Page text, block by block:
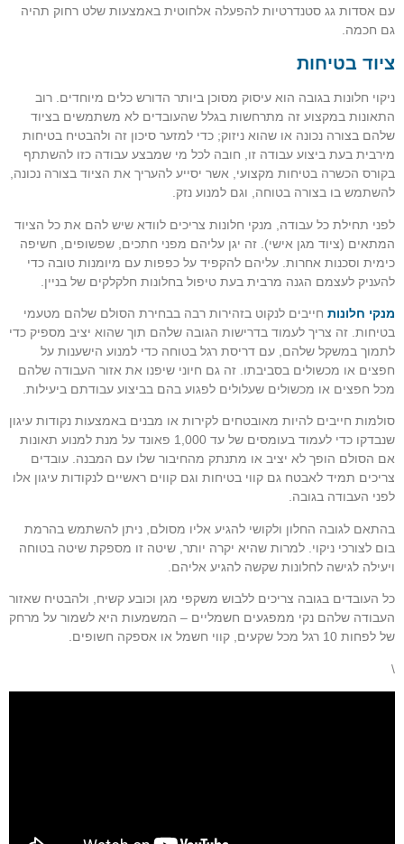
עם אסדות גג סטנדרטיות להפעלה אלחוטית באמצעות שלט רחוק תהיה
גם חכמה.
ציוד בטיחות
ניקוי חלונות בגובה הוא עיסוק מסוכן ביותר הדורש כלים מיוחדים. רוב
התאונות במקצוע זה מתרחשות בגלל שהעובדים לא משתמשים בציוד
שלהם בצורה נכונה או שהוא ניזוק; כדי למזער סיכון זה ולהבטיח בטיחות
מירבית בעת ביצוע עבודה זו, חובה לכל מי שמבצע עבודה כזו להשתתף
בקורס הכשרה בטיחות מקצועי, אשר יסייע להעריך את הציוד בצורה נכונה,
להשתמש בו בצורה בטוחה, וגם למנוע נזק.
לפני תחילת כל עבודה, מנקי חלונות צריכים לוודא שיש להם את כל הציוד
המתאים (ציוד מגן אישי). זה יגן עליהם מפני חתכים, שפשופים, חשיפה
כימית וסכנות אחרות. עליהם להקפיד על כפפות עם מיומנות טובה כדי
להעניק לעצמם הגנה מרבית בעת טיפול בחלונות חלקלקים של בניין.
מנקי חלונות חייבים לנקוט בזהירות רבה בבחירת הסולם שלהם מטעמי
בטיחות. זה צריך לעמוד בדרישות הגובה שלהם תוך שהוא יציב מספיק כדי
לתמוך במשקל שלהם, עם דריסת רגל בטוחה כדי למנוע הישענות על
חפצים או מכשולים בסביבתו. זה גם חיוני שיפנו את אזור העבודה שלהם
מכל חפצים או מכשולים שעלולים לפגוע בהם בביצוע עבודתם ביעילות.
סולמות חייבים להיות מאובטחים לקירות או מבנים באמצעות נקודות עיגון
שנבדקו כדי לעמוד בעומסים של עד 1,000 פאונד על מנת למנוע תאונות
אם הסולם הופך לא יציב או מתנתק מהחיבור שלו עם המבנה. עובדים
צריכים תמיד לאבטח גם קווי בטיחות וגם קווים ראשיים לנקודות עיגון אלו
לפני העבודה בגובה.
בהתאם לגובה החלון ולקושי להגיע אליו מסולם, ניתן להשתמש בהרמת
בום לצורכי ניקוי. למרות שהיא יקרה יותר, שיטה זו מספקת שיטה בטוחה
ויעילה לגישה לחלונות שקשה להגיע אליהם.
כל העובדים בגובה צריכים ללבוש משקפי מגן וכובע קשיח, ולהבטיח שאזור
העבודה שלהם נקי ממפגעים חשמליים – המשמעות היא לשמור על מרחק
של לפחות 10 רגל מכל שקעים, קווי חשמל או אספקה חשופים.
\